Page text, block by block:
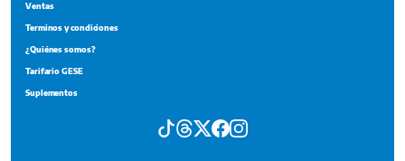
Ventas
Terminos y condiciones
¿Quiénes somos?
Tarifario GESE
Suplementos